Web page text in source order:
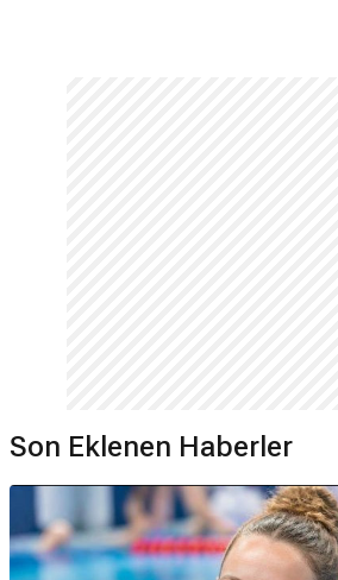
Son Eklenen Haberler